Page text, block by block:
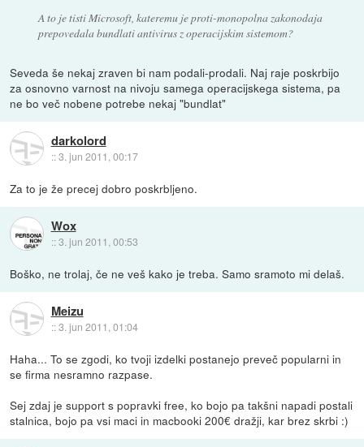
A to je tisti Microsoft, kateremu je proti-monopolna zakonodaja
prepovedala bundlati antivirus z operacijskim sistemom?
Seveda še nekaj zraven bi nam podali-prodali. Naj raje poskrbijo
za osnovno varnost na nivoju samega operacijskega sistema, pa
ne bo več nobene potrebe nekaj "bundlat"
darkolord
::3. jun 2011, 00:17
Za to je že precej dobro poskrbljeno.
Wox
::3. jun 2011, 00:53
Boško, ne trolaj, če ne veš kako je treba. Samo sramoto mi delaš.
Meizu
::3. jun 2011, 01:04
Haha... To se zgodi, ko tvoji izdelki postanejo preveč popularni in
se firma nesramno razpase.
Sej zdaj je support s popravki free, ko bojo pa takšni napadi postali
stalnica, bojo pa vsi maci in macbooki 200€ dražji, kar brez skrbi :)